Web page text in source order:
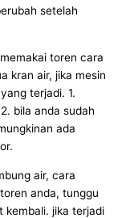
setelah
toren cara
kran air, jika mesin
terjadi. 1.
bila anda sudah
ada
air, cara
anda, tunggu
kembali. jika terjadi